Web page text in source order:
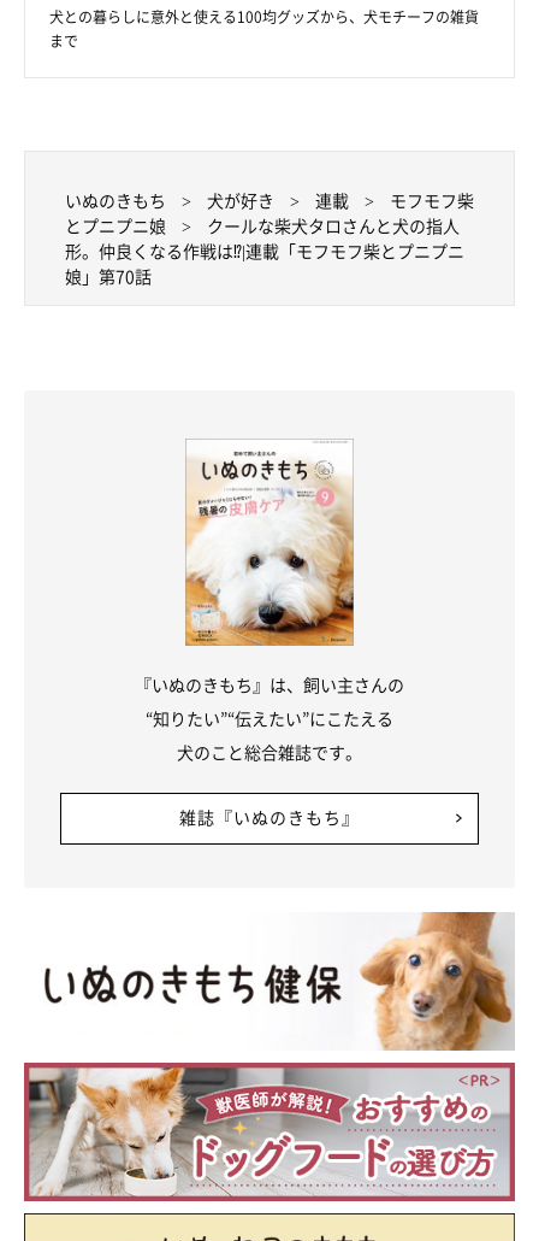
指人形はおやつがある時だけしか相手にしてもらえないのでし
相手をしてくれたのはこの時だけ
犬との暮らしに意外と使える100均グッズから、犬モチーフの雑貨
まで
いぬのきもち 犬が好き 連載
モフモフ柴
とプニプニ娘
クールな柴犬タロさんと犬の指人
形。仲良くなる作戦は⁉|連載「モフモフ柴とプニプニ
娘」第70話
『いぬのきもち』は、飼い主さんの
“知りたい”“伝えたい”にこたえる
犬のこと総合雑誌です。
雑誌『いぬのきもち』